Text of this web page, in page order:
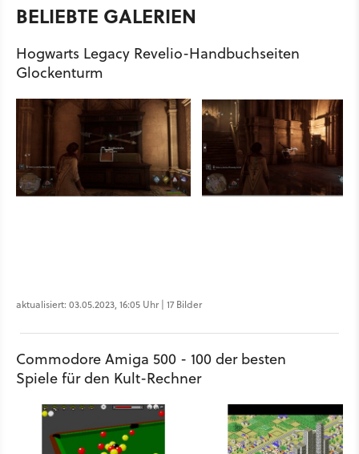
BELIEBTE GALERIEN
Hogwarts Legacy Revelio-Handbuchseiten
Glockenturm
aktualisiert: 03.05.2023, 16:05 Uhr | 17 Bilder
Commodore Amiga 500 - 100 der besten
Spiele für den Kult-Rechner